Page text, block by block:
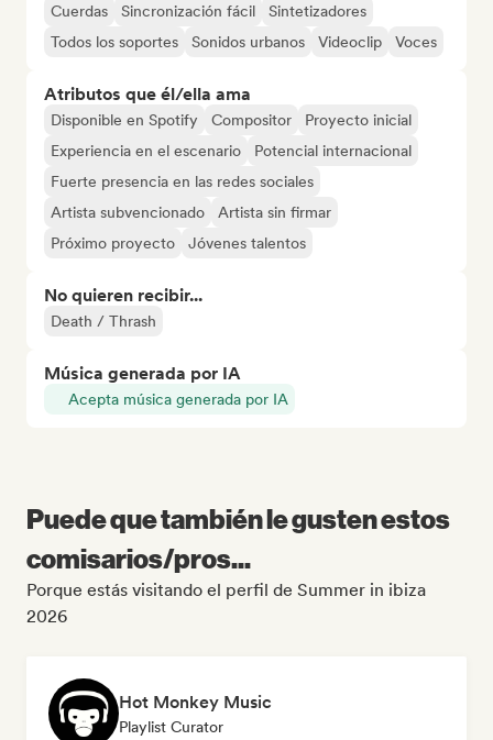
Cuerdas Sincronización fácil
Sintetizadores
Todos los soportes
Sonidos urbanos Videoclip Voces
Atributos que él/ella ama
Disponible en Spotify Compositor
Proyecto inicial
Experiencia en el escenario
Potencial internacional
Fuerte presencia en las redes sociales
Artista subvencionado
Artista sin firmar
Próximo proyecto
Jóvenes talentos
No quieren recibir...
Death / Thrash
Música generada por IA
Acepta música generada por IA
Puede que también le gusten estos
comisarios/pros...
Porque estás visitando el perfil de Summer in ibiza
2026
Hot Monkey Music
Playlist Curator